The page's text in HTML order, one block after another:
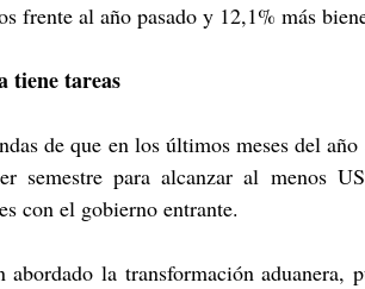
frente al año pasado y 12,1% más
tiene tareas
de que en los últimos meses del
semestre para alcanzar al menos
con el gobierno entrante.
la transformación aduanera,